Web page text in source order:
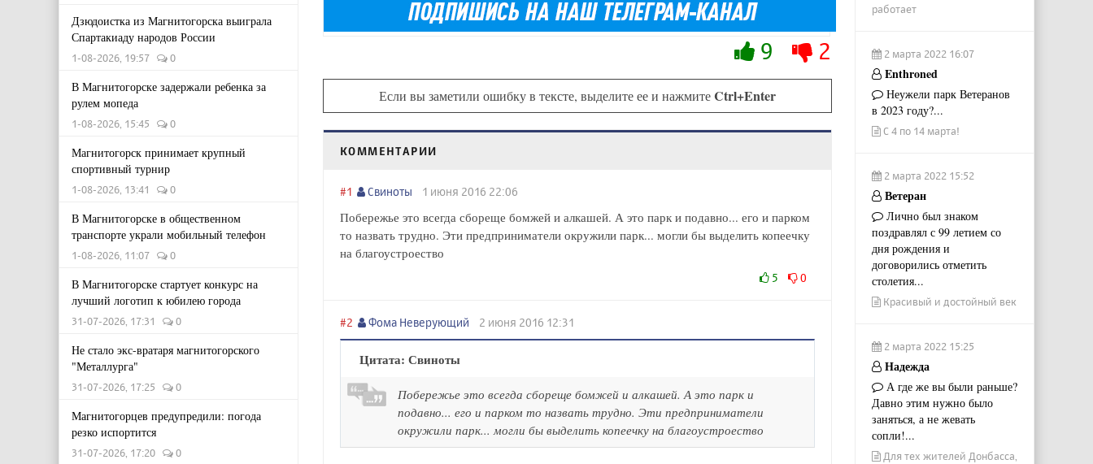
Дзюдоистка из Магнитогорска выиграла
Спартакиаду народов России
1-08-2026, 19:57 0
В Магнитогорске задержали ребенка за
рулем мопеда
1-08-2026, 15:45 0
Магнитогорск принимает крупный
спортивный турнир
1-08-2026, 13:41 0
В Магнитогорске в общественном
транспорте украли мобильный телефон
1-08-2026, 11:07 0
В Магнитогорске стартует конкурс на
лучший логотип к юбилею города
31-07-2026, 17:31 0
Не стало экс-вратаря магнитогорского
"Металлурга"
31-07-2026, 17:25 0
Магнитогорцев предупредили: погода
резко испортится
31-07-2026, 17:20 0
9 2
Если вы заметили ошибку в тексте, выделите ее и нажмитеCtrl+Enter
КОММЕНТАРИИ
#1 Свиноты 1 июня 2016 22:06
Побережье это всегда сбореще бомжей и алкашей. А это парк и подавно... его и парком
то назвать трудно. Эти предприниматели окружили парк... могли бы выделить копеечку
на благоустроество
5 0
#2 Фома Неверующий 2 июня 2016 12:31
Цитата: Свиноты
Побережье это всегда сбореще бомжей и алкашей. А это парк и
подавно... его и парком то назвать трудно. Эти предприниматели
окружили парк... могли бы выделить копеечку на благоустроество
работает
2 марта 2022 16:07
Enthroned
Неужели парк Ветеранов
в 2023 году?...
С 4 по 14 марта!
2 марта 2022 15:52
Ветеран
Лично был знаком
поздравлял с 99 летием со
дня рождения и
договорились отметить
столетия...
Красивый и достойный век
2 марта 2022 15:25
Надежда
А где же вы были раньше?
Давно этим нужно было
заняться, а не жевать
сопли!...
Для тех жителей Донбасса,